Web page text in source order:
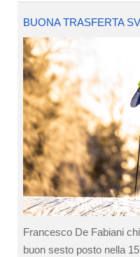
BUONA TRASFERTA
Francesco De Fabiani
buon sesto posto nella